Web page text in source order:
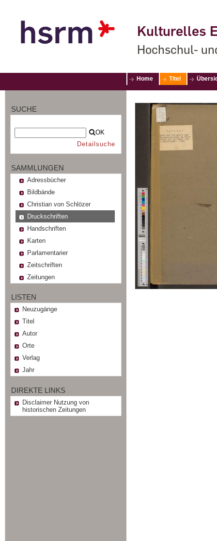
Kulturelles
Hochschul-
Home Titel
SUCHE
OK
Detailsuche
SAMMLUNGEN
Adressbücher
Bildbände
Christian von Schlözer
Druckschriften
Handschriften
Karten
Parlamentarier
Zeitschriften
Zeitungen
LISTEN
Neuzugänge
Titel
Autor
Orte
Verlag
Jahr
DIREKTE LINKS
Disclaimer Nutzung von
historischen Zeitungen